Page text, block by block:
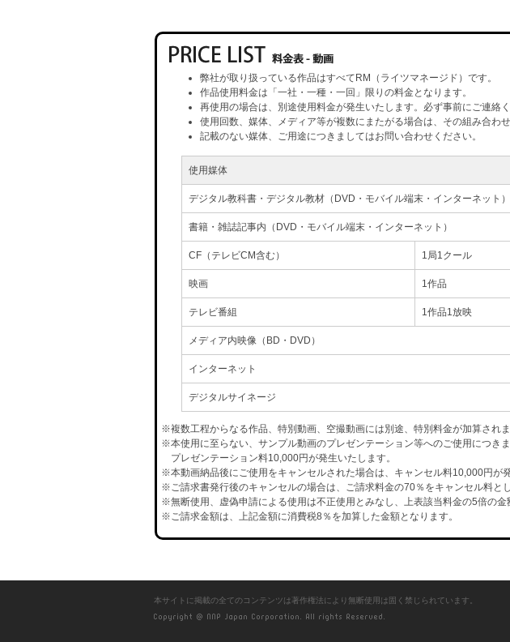
弊社が取り扱っている作品はすべてRM（ライツマネージド）です。
作品使用料金は「一社・一種・一回」限りの料金となります。
再使用の場合は、別途使用料金が発生いたします。必ず事前にご連絡く
使用回数、媒体、メディア等が複数にまたがる場合は、その組み合わ
記載のない媒体、ご用途につきましてはお問い合わせください。
使用媒体
デジタル教科書・デジタル教材（DVD・モバイル端末・インターネット）
書籍・雑誌記事内（DVD・モバイル端末・インターネット）
CF（テレビCM含む） 1局1クール
映画 1作品
テレビ番組 1作品1放映
メディア内映像（BD・DVD）
インターネット
デジタルサイネージ
※複数工程からなる作品、特別動画、空撮動画には別途、特別料金が加算されま
※本使用に至らない、サンプル動画のプレゼンテーション等へのご使用につき
プレゼンテーション料10,000円が発生いたします。
※本動画納品後にご使用をキャンセルされた場合は、キャンセル料10,000円が発
※ご請求書発行後のキャンセルの場合は、ご請求料金の70％をキャンセル料と
※無断使用、虚偽申請による使用は不正使用とみなし、上表該当料金の5倍の金
※ご請求金額は、上記金額に消費税8％を加算した金額となります。
本サイトに掲載の全てのコンテンツは著作権法により無断使用は固く禁じられています。